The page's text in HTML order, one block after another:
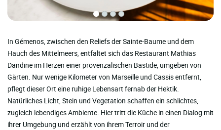
In Gémenos, zwischen den Reliefs der Sainte-Baume und dem
Hauch des Mittelmeers, entfaltet sich das Restaurant Mathias
Dandine im Herzen einer provenzalischen Bastide, umgeben von
Gärten. Nur wenige Kilometer von Marseille und Cassis entfernt,
pflegt dieser Ort eine ruhige Lebensart fernab der Hektik.
Natürliches Licht, Stein und Vegetation schaffen ein schlichtes,
zugleich lebendiges Ambiente. Hier tritt die Küche in einen Dialog mit
ihrer Umgebung und erzählt von ihrem Terroir und der